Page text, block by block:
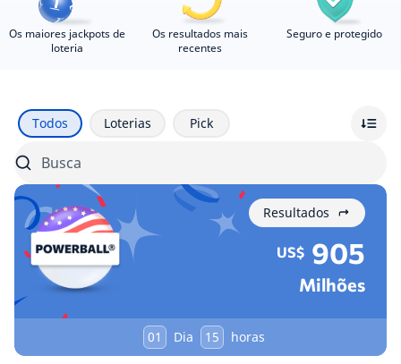
Os maiores jackpots de
loteria
Os resultados mais
recentes
Seguro e protegido
Todos Loterias Pick
Resultados
US$ 905
Milhões
01 Dia 15 horas